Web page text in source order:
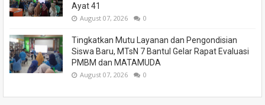
Ayat 41
August 07, 2026 0
Tingkatkan Mutu Layanan dan Pengondisian
Siswa Baru, MTsN 7 Bantul Gelar Rapat Evaluasi
PMBM dan MATAMUDA
August 07, 2026 0